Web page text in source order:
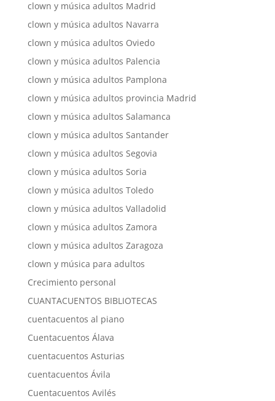
clown y música adultos Madrid
clown y música adultos Navarra
clown y música adultos Oviedo
clown y música adultos Palencia
clown y música adultos Pamplona
clown y música adultos provincia Madrid
clown y música adultos Salamanca
clown y música adultos Santander
clown y música adultos Segovia
clown y música adultos Soria
clown y música adultos Toledo
clown y música adultos Valladolid
clown y música adultos Zamora
clown y música adultos Zaragoza
clown y música para adultos
Crecimiento personal
CUANTACUENTOS BIBLIOTECAS
cuentacuentos al piano
Cuentacuentos Álava
cuentacuentos Asturias
cuentacuentos Ávila
Cuentacuentos Avilés